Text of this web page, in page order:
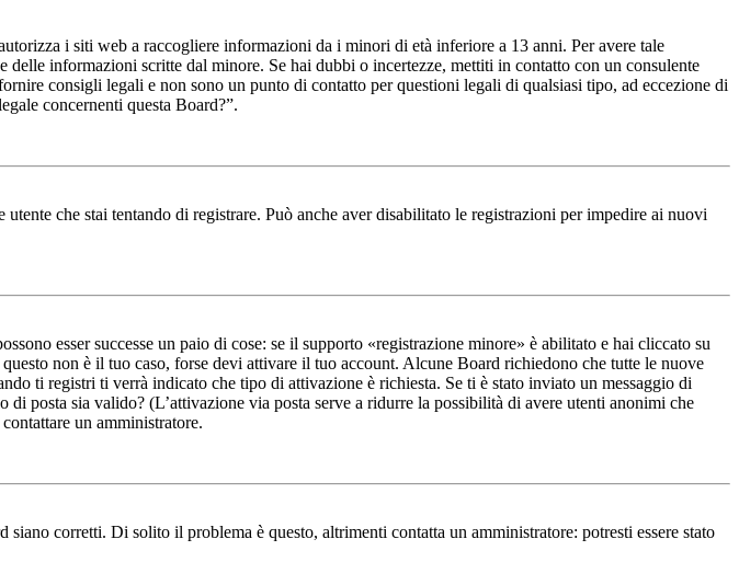
i siti web a raccogliere informazioni da i minori di età inferiore a 13 anni. Per avere tale
delle informazioni scritte dal minore. Se hai dubbi o incertezze, mettiti in contatto con un consulente
consigli legali e non sono un punto di contatto per questioni legali di qualsiasi tipo, ad eccezione di
concernenti questa Board?”.
che stai tentando di registrare. Può anche aver disabilitato le registrazioni per impedire ai nuovi
esser successe un paio di cose: se il supporto «registrazione minore» è abilitato e hai cliccato su
non è il tuo caso, forse devi attivare il tuo account. Alcune Board richiedono che tutte le nuove
ti registri ti verrà indicato che tipo di attivazione è richiesta. Se ti è stato inviato un messaggio di
posta sia valido? (L’attivazione via posta serve a ridurre la possibilità di avere utenti anonimi che
un amministratore.
corretti. Di solito il problema è questo, altrimenti contatta un amministratore: potresti essere stato